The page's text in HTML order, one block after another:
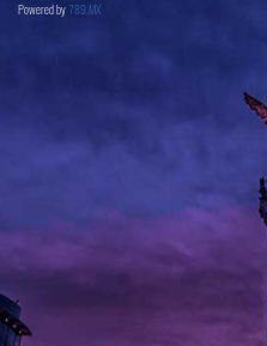
Powered by 789.MX